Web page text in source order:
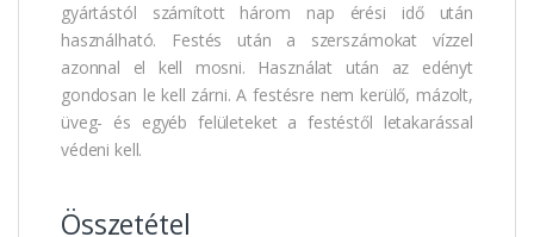
gyártástól számított három nap érési idő után
használható. Festés után a szerszámokat vízzel
azonnal el kell mosni. Használat után az edényt
gondosan le kell zárni. A festésre nem kerülő, mázolt,
üveg- és egyéb felületeket a festéstől letakarással
védeni kell.
Összetétel